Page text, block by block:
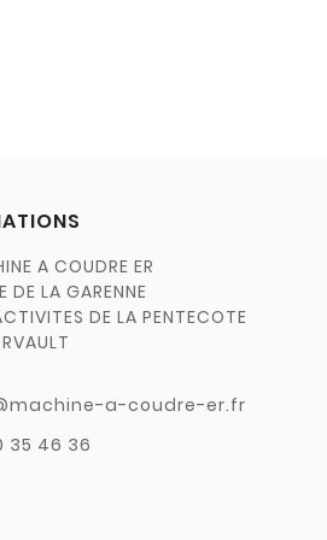
A COUDRE ER
DE LA GARENNE
DE LA PENTECOTE
a-coudre-er.fr
35 46 36